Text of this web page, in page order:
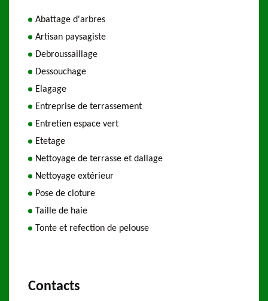
Abattage d'arbres
Artisan paysagiste
Debroussaillage
Dessouchage
Elagage
Entreprise de terrassement
Entretien espace vert
Etetage
Nettoyage de terrasse et dallage
Nettoyage extérieur
Pose de cloture
Taille de haie
Tonte et refection de pelouse
Contacts